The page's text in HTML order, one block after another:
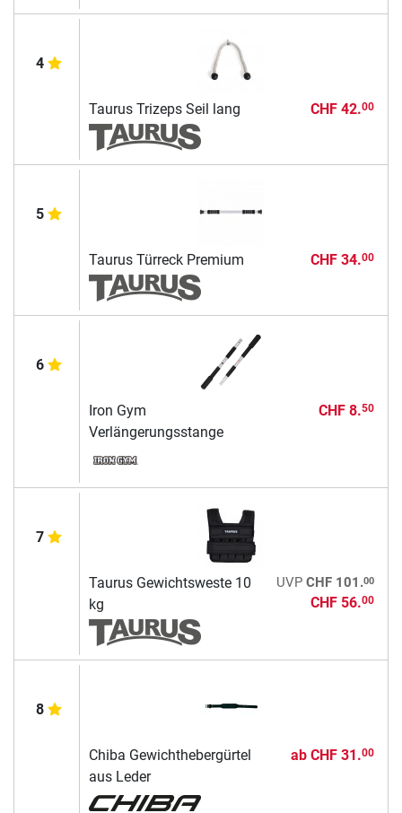
4
Taurus Trizeps Seil lang CHF 42.00
5
Taurus Türreck Premium CHF 34.00
6
Iron Gym
Verlängerungsstange
CHF 8.50
7
Taurus Gewichtsweste 10
kg
UVP CHF 101.00
CHF 56.00
8
Chiba Gewichthebergürtel
aus Leder
ab CHF 31.00